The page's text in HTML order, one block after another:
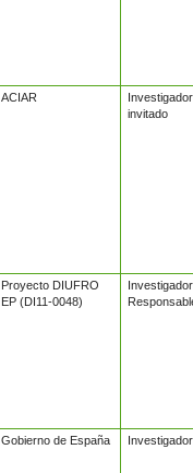
ACIAR
Investigador
invitado
Proyecto DIUFRO
EP (DI11-0048)
Investigador
Gobierno de España Investigador